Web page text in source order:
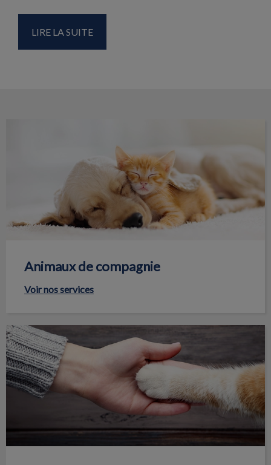
LIRE LA SUITE
Animaux de compagnie
Voir nos services
Notre équipe